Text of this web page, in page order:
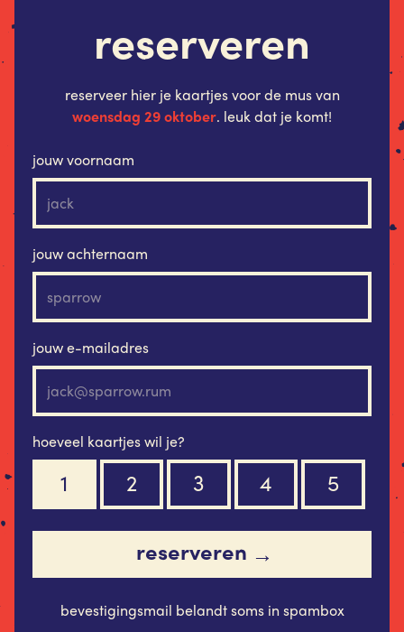
reserveren
reserveer hier je kaartjes voor de mus van
woensdag 29 oktober. leuk dat je komt!
jouw voornaam
jouw achternaam
jouw e-mailadres
hoeveel kaartjes wil je?
1 2 3 4 5
reserveren →
bevestigingsmail belandt soms in spambox